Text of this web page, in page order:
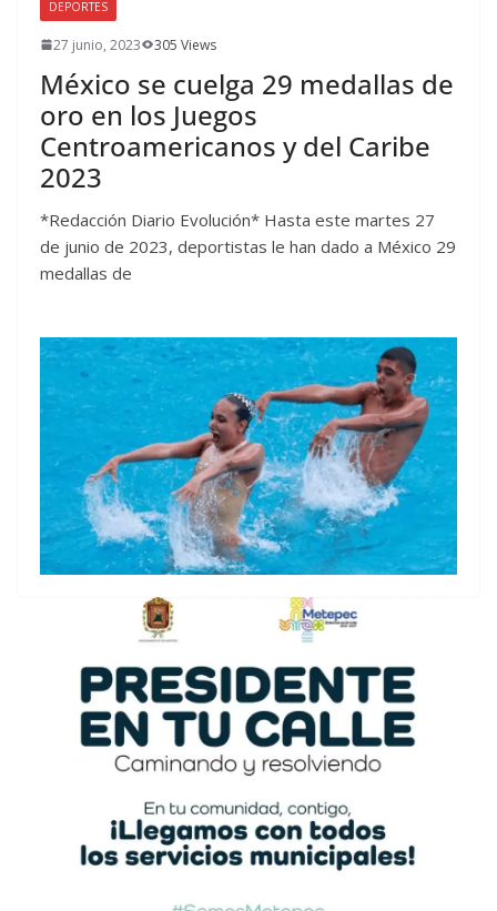
DEPORTES
27 junio, 2023 305 Views
México se cuelga 29 medallas de
oro en los Juegos
Centroamericanos y del Caribe
2023
*Redacción Diario Evolución* Hasta este martes 27
de junio de 2023, deportistas le han dado a México 29
medallas de